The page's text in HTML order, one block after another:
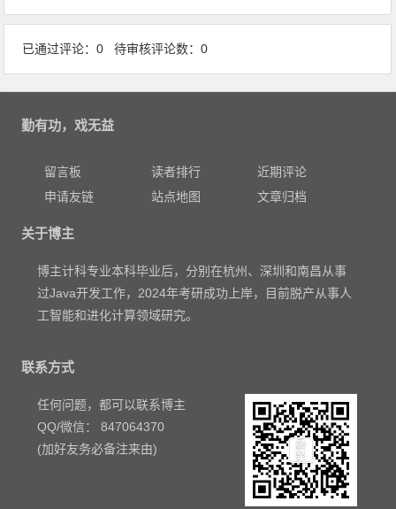
已通过评论：0 待审核评论数：0
勤有功，戏无益
留言板 读者排行
近期评论
申请友链
站点地图 文章归档
关于博主
博主计科专业本科毕业后，分别在杭州、深圳和南昌从事
过Java开发工作，2024年考研成功上岸，目前脱产从事人
工智能和进化计算领域研究。
联系方式
任何问题，都可以联系博主
QQ/微信： 847064370
(加好友务必备注来由)